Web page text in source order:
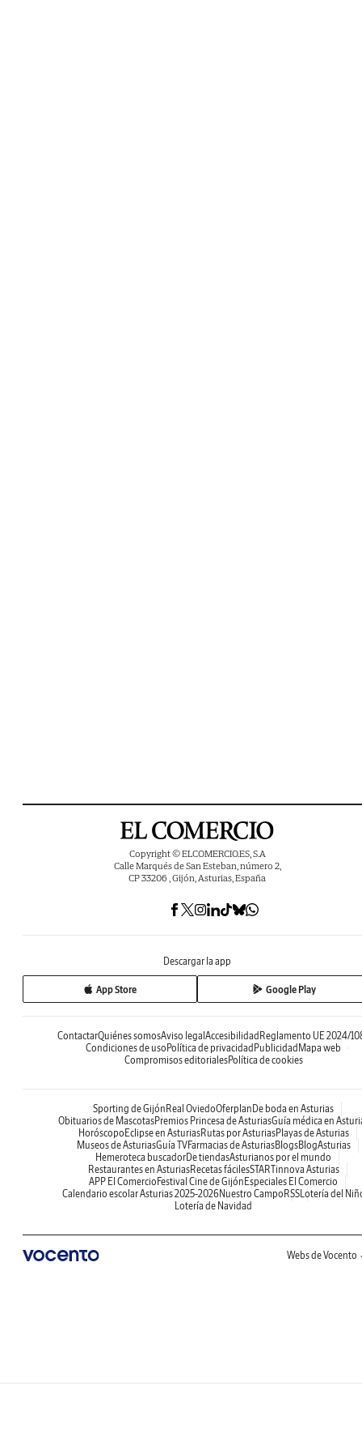
Copyright © ELCOMERCIO.ES, S.A
Calle Marqués de San Esteban, número 2,
CP 33206 , Gijón, Asturias, España
Descargar la app
App Store Google Play
ContactarQuiénes somosAviso legal Accesibilidad Reglamento UE 2024/
Condiciones de uso Política de privacidad Publicidad Mapa web
Compromisos editorialesPolítica de cookies
Sporting de Gijón Real OviedoOferplan De boda en Asturias
Obituarios de MascotasPremios Princesa de AsturiasGuía médica en
Horóscopo Eclipse en AsturiasRutas por AsturiasPlayas de Asturias
Museos de AsturiasGuía TVFarmacias de AsturiasBlogsBlogAsturias
Hemeroteca buscadorDe tiendasAsturianos por el mundo
Restaurantes en AsturiasRecetas fácilesSTARTinnova Asturias
APP El Comercio Festival Cine de Gijón Especiales El Comercio
Calendario escolar Asturias 2025-2026Nuestro Campo RSSLotería del
Lotería de Navidad
Webs de Vocento